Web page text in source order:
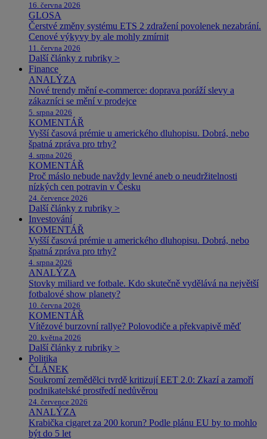
16. června 2026
GLOSA
Čerstvé změny systému ETS 2 zdražení povolenek nezabrání.
Cenové výkyvy by ale mohly zmírnit
11. června 2026
Další články z rubriky >
Finance
ANALÝZA
Nové trendy mění e-commerce: doprava poráží slevy a
zákazníci se mění v prodejce
5. srpna 2026
KOMENTÁŘ
Vyšší časová prémie u amerického dluhopisu. Dobrá, nebo
špatná zpráva pro trhy?
4. srpna 2026
KOMENTÁŘ
Proč máslo nebude navždy levné aneb o neudržitelnosti
nízkých cen potravin v Česku
24. července 2026
Další články z rubriky >
Investování
KOMENTÁŘ
Vyšší časová prémie u amerického dluhopisu. Dobrá, nebo
špatná zpráva pro trhy?
4. srpna 2026
ANALÝZA
Stovky miliard ve fotbale. Kdo skutečně vydělává na největší
fotbalové show planety?
10. června 2026
KOMENTÁŘ
Vítězové burzovní rallye? Polovodiče a překvapivě měď
20. května 2026
Další články z rubriky >
Politika
ČLÁNEK
Soukromí zemědělci tvrdě kritizují EET 2.0: Zkazí a zamoří
podnikatelské prostředí nedůvěrou
24. července 2026
ANALÝZA
Krabička cigaret za 200 korun? Podle plánu EU by to mohlo
být do 5 let